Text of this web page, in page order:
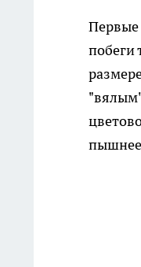
Первые
побеги